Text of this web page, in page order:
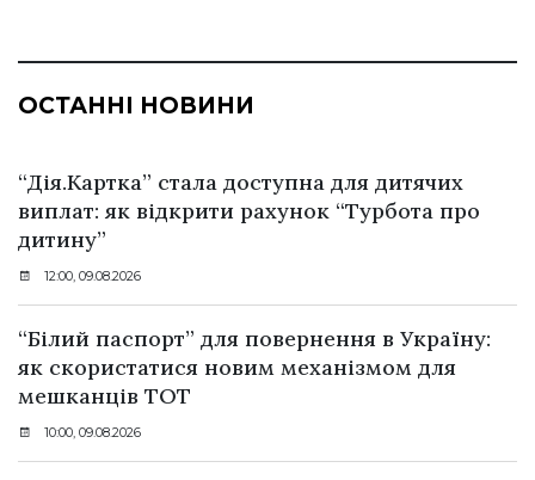
ОСТАННІ НОВИНИ
“Дія.Картка” стала доступна для дитячих
виплат: як відкрити рахунок “Турбота про
дитину”
12:00, 09.08.2026
“Білий паспорт” для повернення в Україну:
як скористатися новим механізмом для
мешканців ТОТ
10:00, 09.08.2026